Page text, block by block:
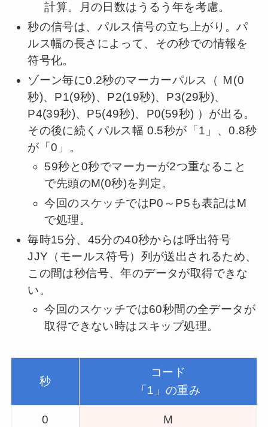
計算。月の日数はうるう年を考慮。
秒の信号は、パルス信号の立ち上がり。パ
ルス幅の長さによって、その秒での情報を
符号化。
ゾーン毎に0.2秒のマーカーパルス（ Ｍ(0
秒)、P1(9秒)、P2(19秒)、P3(29秒)、
P4(39秒)、P5(49秒)、P0(59秒) ）が出る。
その後に続くパルス幅 0.5秒が「1」、0.8秒
が「0」。
59秒と0秒でマーカーが2つ重なること
で先頭のM(0秒)を判定。
今回のスケッチではP0～P5も表記はM
で処理。
毎時15分、45分の40秒からは呼出符号
JJY（モールス符号）列が送出されるため、
この間は秒信号、年のデータが取得できな
い。
今回のスケッチでは60秒間の全データが
取得できない時はスキップ処理。
秒
コード
「1」の重み
0 M